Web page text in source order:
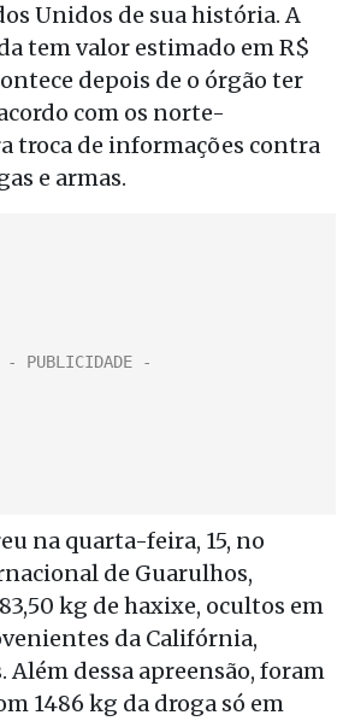
Unidos de sua história. A
tem valor estimado em R$
depois de o órgão ter
com os norte-
troca de informações contra
e armas.
na quarta-feira, 15, no
de Guarulhos,
kg de haxixe, ocultos em
da Califórnia,
Além dessa apreensão, foram
1486 kg da droga só em